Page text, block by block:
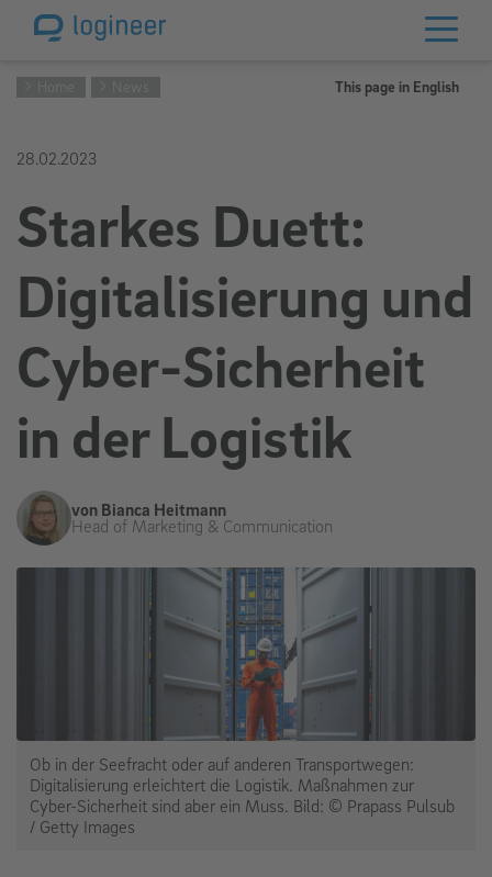
This page in English
28.02.2023
Starkes Duett:
Digitalisierung und
Cyber-Sicherheit
in der Logistik
von Bianca Heitmann
Head of Marketing & Communication
Ob in der Seefracht oder auf anderen Transportwegen:
Digitalisierung erleichtert die Logistik. Maßnahmen zur
Cyber-Sicherheit sind aber ein Muss. Bild: © Prapass Pulsub
/ Getty Images